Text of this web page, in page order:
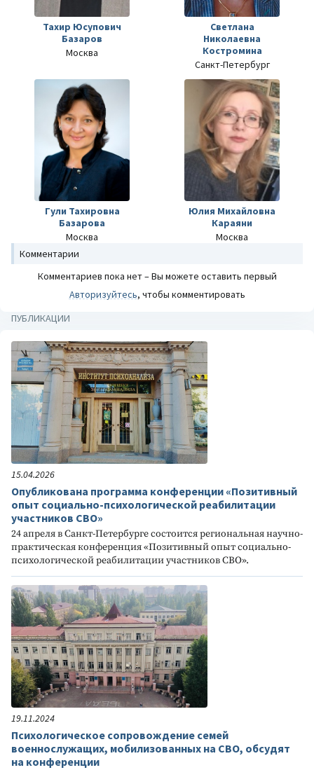
Тахир Юсупович
Базаров
Москва
Светлана
Николаевна
Костромина
Санкт-Петербург
Гули Тахировна
Базарова
Москва
Юлия Михайловна
Караяни
Москва
Комментарии
Комментариев пока нет – Вы можете оставить первый
Авторизуйтесь, чтобы комментировать
ПУБЛИКАЦИИ
15.04.2026
Опубликована программа конференции «Позитивный
опыт социально-психологической реабилитации
участников СВО»
24 апреля в Санкт-Петербурге состоится региональная научно-
практическая конференция «Позитивный опыт социально-
психологической реабилитации участников СВО».
19.11.2024
Психологическое сопровождение семей
военнослужащих, мобилизованных на СВО, обсудят
на конференции